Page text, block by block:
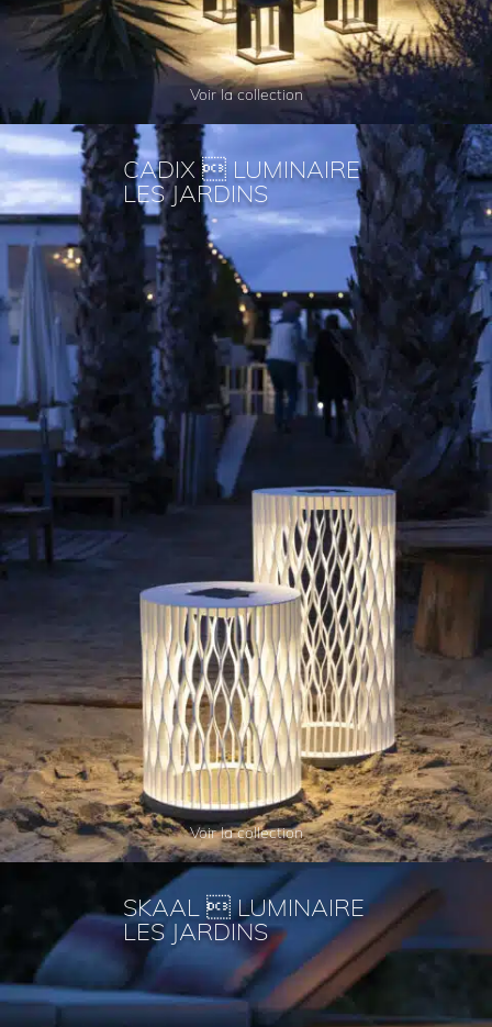
Voir la collection
CADIX  LUMINAIRE
LES JARDINS
Voir la collection
SKAAL  LUMINAIRE
LES JARDINS